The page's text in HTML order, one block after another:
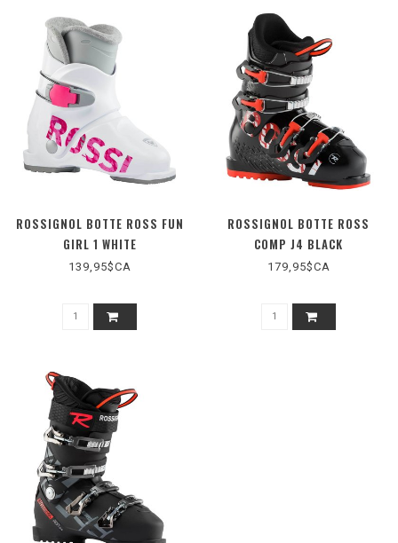
ROSSIGNOL BOTTE ROSS FUN
GIRL 1 WHITE
139,95$CA
ROSSIGNOL BOTTE ROSS
COMP J4 BLACK
179,95$CA